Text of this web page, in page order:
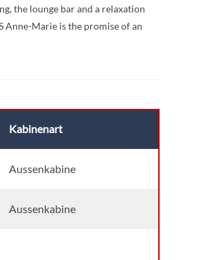
the lounge bar and a relaxation
Anne-Marie is the promise of an
Kabinenart
Aussenkabine
Aussenkabine